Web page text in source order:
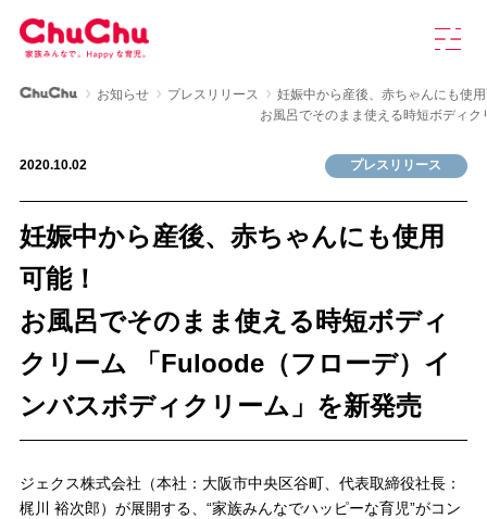
ロ
ル
ビ
を
開
育児研究室
よくあるご質問
お知らせ
ChuChu公式サイト
お知らせ プレスリリース
妊娠中から産後、赤ちゃんにも使
お風呂でそのまま使える時短ボディ
2020.10.02 プレスリリース
妊娠中から産後、赤ちゃんにも使用
可能！
お風呂でそのまま使える時短ボディ
クリーム 「Fuloode（フローデ）イ
ンバスボディクリーム」を新発売
ジェクス株式会社（本社：大阪市中央区谷町、代表取締役社長：
梶川 裕次郎）が展開する、“家族みんなでハッピーな育児”がコン